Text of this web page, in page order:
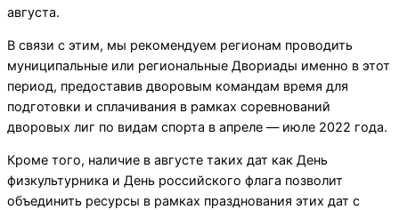
августа.
В связи с этим, мы рекомендуем регионам проводить
муниципальные или региональные Двориады именно в этот
период, предоставив дворовым командам время для
подготовки и сплачивания в рамках соревнований
дворовых лиг по видам спорта в апреле — июле 2022 года.
Кроме того, наличие в августе таких дат как День
физкультурника и День российского флага позволит
объединить ресурсы в рамках празднования этих дат с